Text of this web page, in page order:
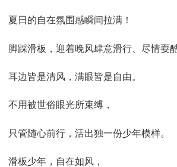
夏日的自在氛围感瞬间拉满！
脚踩滑板，迎着晚风肆意滑行、尽情耍
耳边皆是清风，满眼皆是自由。
不用被世俗眼光所束缚，
只管随心前行，活出独一份少年模样。
滑板少年，自在如风，